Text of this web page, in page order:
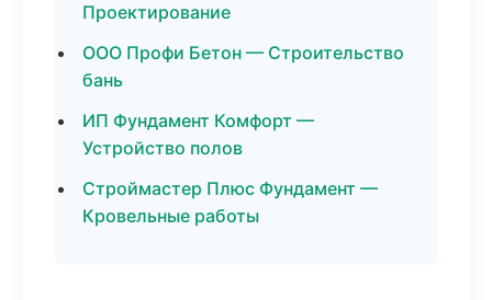
Проектирование
ООО Профи Бетон — Строительство
бань
ИП Фундамент Комфорт —
Устройство полов
Строймастер Плюс Фундамент —
Кровельные работы